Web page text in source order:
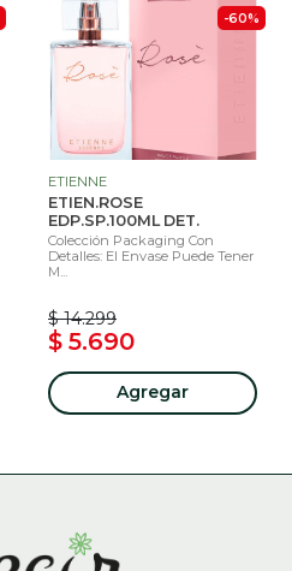
-60%
ETIENNE
ETIEN.ROSE
EDP.SP.100ML DET.
Colección Packaging Con
Detalles: El Envase Puede Tener
M...
$ 14.299
$ 5.690
Agregar